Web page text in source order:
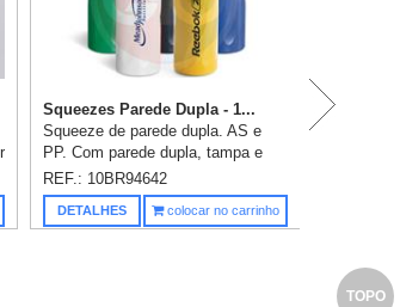
Squeezes Parede Dupla - 1...
Squeeze de parede dupla. AS e
PP. Com parede dupla, tampa e
antideslizante na base.
Capacidade: 520 ml. Food grade.
ø77 x 230 mm. Gravação em 1 cor
REF.: 10BR94642
DETALHES colocar no carrinho
TOPO